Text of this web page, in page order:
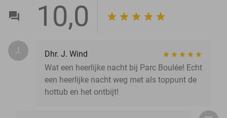
10,0
J.
Dhr. J. Wind
Wat een heerlijke nacht bij Parc Boulée! Echt
een heerlijke nacht weg met als toppunt de
hottub en het ontbijt!